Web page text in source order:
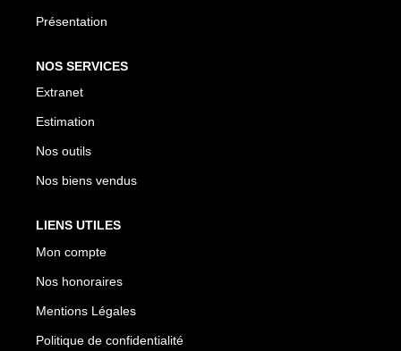
Présentation
NOS SERVICES
Extranet
Estimation
Nos outils
Nos biens vendus
LIENS UTILES
Mon compte
Nos honoraires
Mentions Légales
Politique de confidentialité